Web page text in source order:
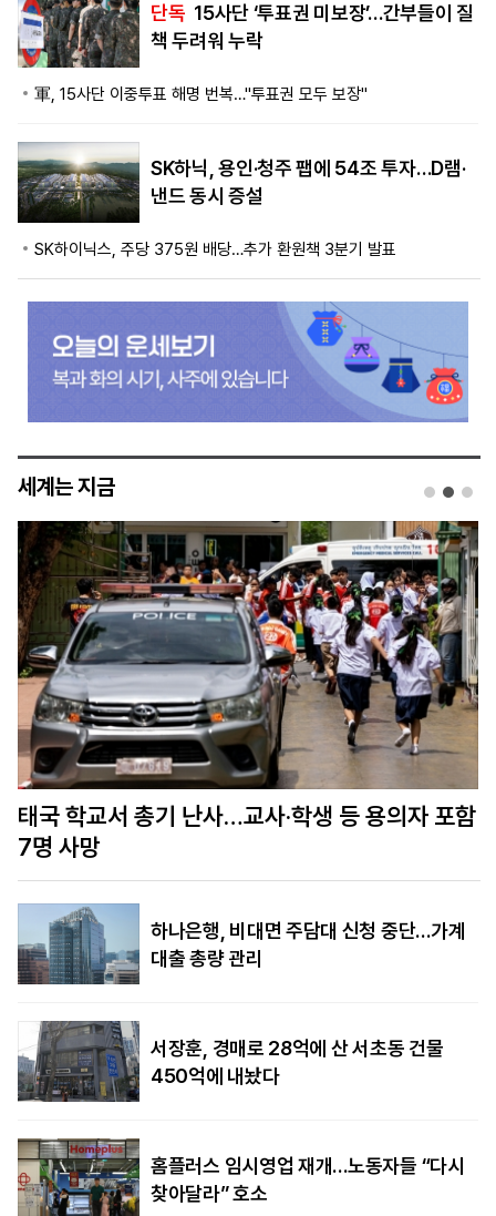
단독 15사단 ‘투표권 미보장’…간부들이 질
책 두려워 누락
軍, 15사단 이중투표 해명 번복…"투표권 모두 보장"
SK하닉, 용인·청주 팹에 54조 투자…D램·
낸드 동시 증설
SK하이닉스, 주당 375원 배당…추가 환원책 3분기 발표
세계는 지금
美정보당국 “푸틴, 수년 내 나토 회원국 공격할 수
도…결속력 시험”
하나은행, 비대면 주담대 신청 중단…가계
대출 총량 관리
서장훈, 경매로 28억에 산 서초동 건물
450억에 내놨다
홈플러스 임시영업 재개…노동자들 “다시
찾아달라” 호소